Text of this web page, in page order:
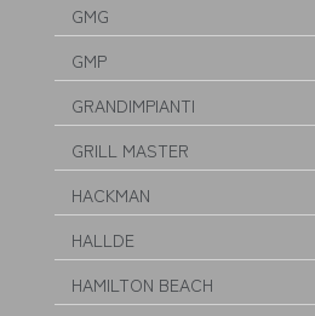
GMG
GMP
GRANDIMPIANTI
GRILL MASTER
HACKMAN
HALLDE
HAMILTON BEACH